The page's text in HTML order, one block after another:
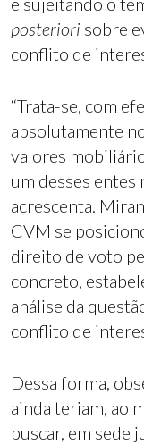
posteriori sobre
conflito de
“Trata-se, com
absolutamente
valores
um desses entes
acrescenta.
CVM se
direito de voto
concreto,
análise da
conflito de
Dessa forma,
ainda teriam, ao
buscar, em sede